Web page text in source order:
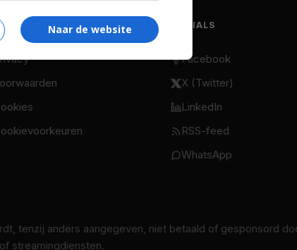
SOCIALS
Facebook
X (Twitter)
LinkedIn
RSS-feed
WhatsApp
tenzij anders aangegeven, niet betaald of gesponsord
streamingdiensten.
Naar de website